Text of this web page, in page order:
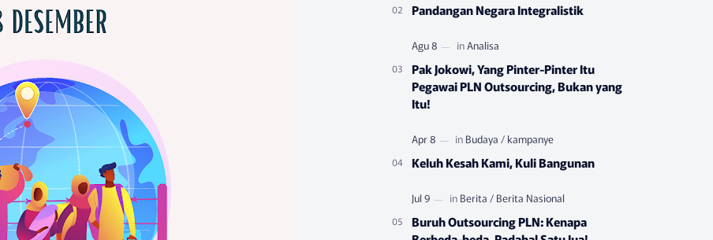
Pandangan Negara Integralistik
Pak Jokowi, Yang Pinter-Pinter Itu
Pegawai PLN Outsourcing, Bukan yang
Itu!
Keluh Kesah Kami, Kuli Bangunan
Buruh Outsourcing PLN: Kenapa